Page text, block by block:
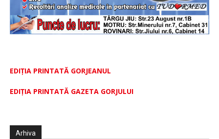
EDIȚIA PRINTATĂ GORJEANUL
EDIŢIA PRINTATĂ GAZETA GORJULUI
Arhiva